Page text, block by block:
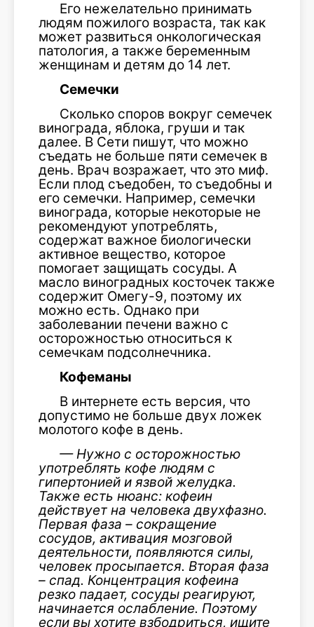
Его нежелательно принимать
людям пожилого возраста, так как
может развиться онкологическая
патология, а также беременным
женщинам и детям до 14 лет.
Семечки
Сколько споров вокруг семечек
винограда, яблока, груши и так
далее. В Сети пишут, что можно
съедать не больше пяти семечек в
день. Врач возражает, что это миф.
Если плод съедобен, то съедобны и
его семечки. Например, семечки
винограда, которые некоторые не
рекомендуют употреблять,
содержат важное биологически
активное вещество, которое
помогает защищать сосуды. А
масло виноградных косточек также
содержит Омегу-9, поэтому их
можно есть. Однако при
заболевании печени важно с
осторожностью относиться к
семечкам подсолнечника.
Кофеманы
В интернете есть версия, что
допустимо не больше двух ложек
молотого кофе в день.
— Нужно с осторожностью
употреблять кофе людям с
гипертонией и язвой желудка.
Также есть нюанс: кофеин
действует на человека двухфазно.
Первая фаза – сокращение
сосудов, активация мозговой
деятельности, появляются силы,
человек просыпается. Вторая фаза
– спад. Концентрация кофеина
резко падает, сосуды реагируют,
начинается ослабление. Поэтому
если вы хотите взбодриться, ищите